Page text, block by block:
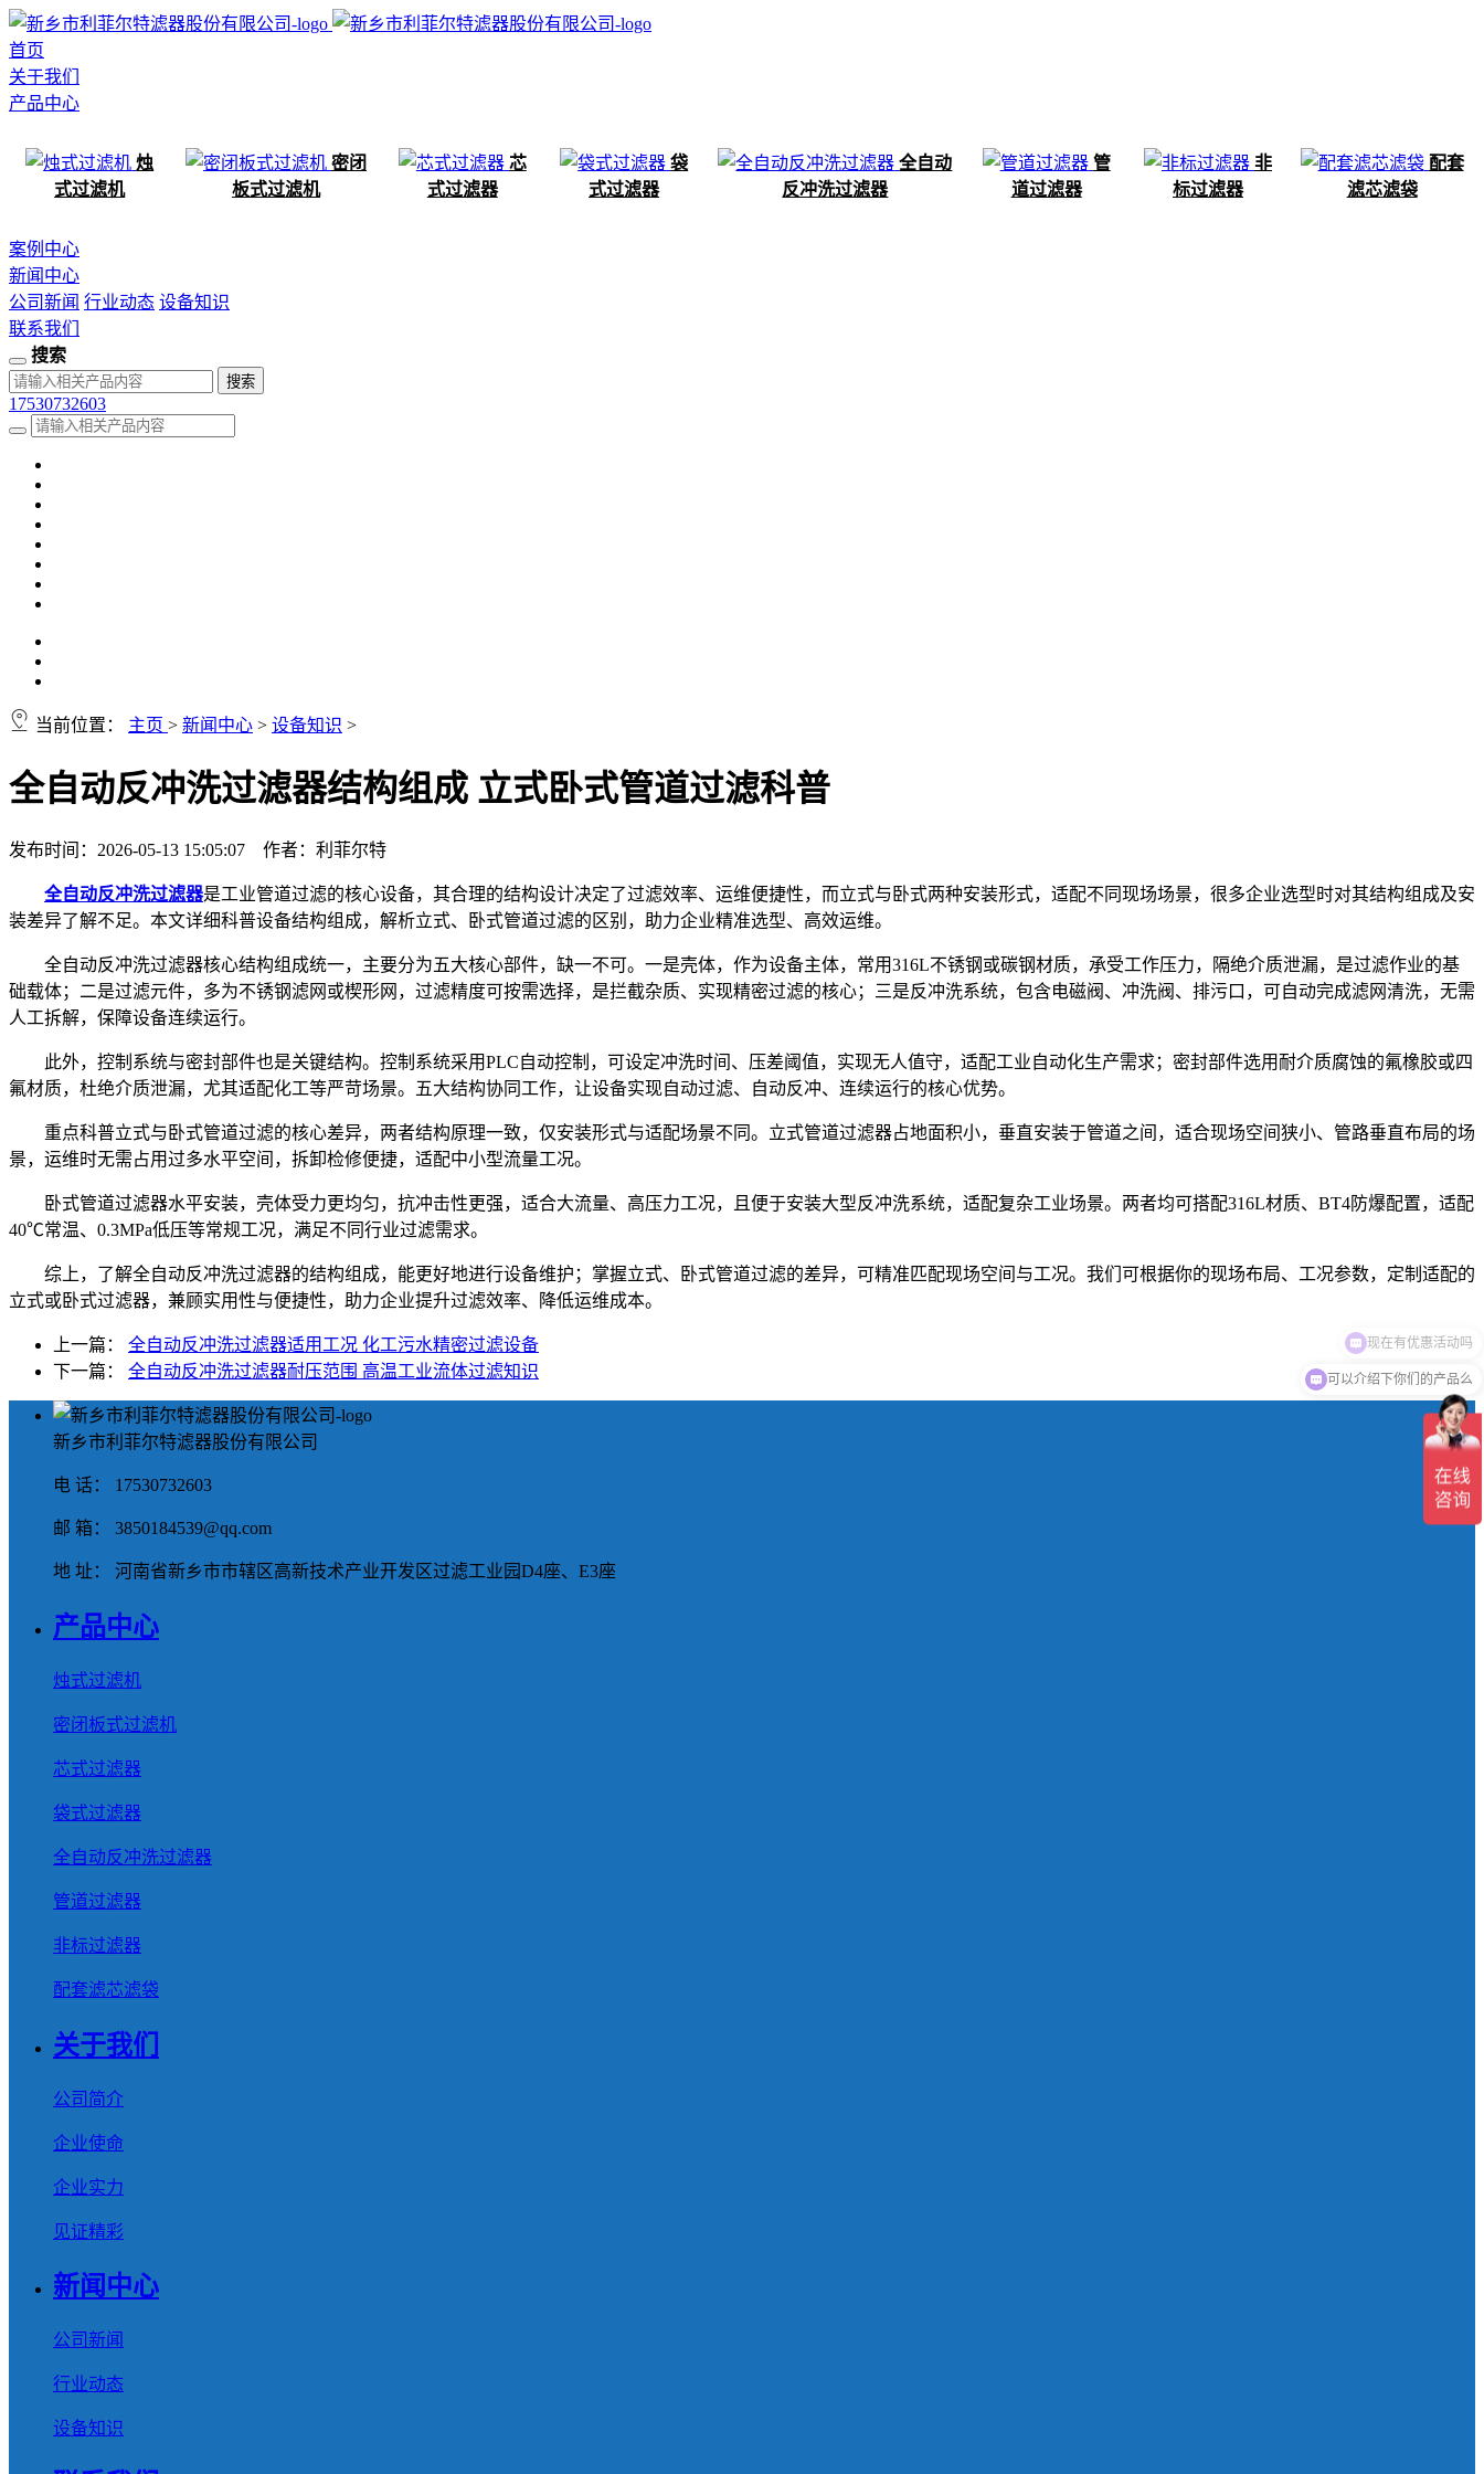
首页
关于我们
产品中心
烛
式过滤机
密闭
板式过滤机
芯
式过滤器
袋
式过滤器
全自动
反冲洗过滤器
管
道过滤器
非
标过滤器
配套
滤芯滤袋
案例中心
新闻中心
公司新闻 行业动态 设备知识
联系我们
搜索
17530732603
当前位置： 主页 > 新闻中心 > 设备知识 >
全自动反冲洗过滤器结构组成 立式卧式管道过滤科普
发布时间：2026-05-13 15:05:07 作者：利菲尔特
全自动反冲洗过滤器是工业管道过滤的核心设备，其合理的结构设计决定了过滤效率、运维便捷性，而立式与卧式两种安装形式，适配不同现场场景，很多企业选型时对其结构组成及安
装差异了解不足。本文详细科普设备结构组成，解析立式、卧式管道过滤的区别，助力企业精准选型、高效运维。
全自动反冲洗过滤器核心结构组成统一，主要分为五大核心部件，缺一不可。一是壳体，作为设备主体，常用316L不锈钢或碳钢材质，承受工作压力，隔绝介质泄漏，是过滤作业的基
础载体；二是过滤元件，多为不锈钢滤网或楔形网，过滤精度可按需选择，是拦截杂质、实现精密过滤的核心；三是反冲洗系统，包含电磁阀、冲洗阀、排污口，可自动完成滤网清洗，无需
人工拆解，保障设备连续运行。
此外，控制系统与密封部件也是关键结构。控制系统采用PLC自动控制，可设定冲洗时间、压差阈值，实现无人值守，适配工业自动化生产需求；密封部件选用耐介质腐蚀的氟橡胶或四
氟材质，杜绝介质泄漏，尤其适配化工等严苛场景。五大结构协同工作，让设备实现自动过滤、自动反冲、连续运行的核心优势。
重点科普立式与卧式管道过滤的核心差异，两者结构原理一致，仅安装形式与适配场景不同。立式管道过滤器占地面积小，垂直安装于管道之间，适合现场空间狭小、管路垂直布局的场
景，运维时无需占用过多水平空间，拆卸检修便捷，适配中小型流量工况。
卧式管道过滤器水平安装，壳体受力更均匀，抗冲击性更强，适合大流量、高压力工况，且便于安装大型反冲洗系统，适配复杂工业场景。两者均可搭配316L材质、BT4防爆配置，适配
40℃常温、0.3MPa低压等常规工况，满足不同行业过滤需求。
综上，了解全自动反冲洗过滤器的结构组成，能更好地进行设备维护；掌握立式、卧式管道过滤的差异，可精准匹配现场空间与工况。我们可根据你的现场布局、工况参数，定制适配的
立式或卧式过滤器，兼顾实用性与便捷性，助力企业提升过滤效率、降低运维成本。
上一篇： 全自动反冲洗过滤器适用工况 化工污水精密过滤设备
下一篇： 全自动反冲洗过滤器耐压范围 高温工业流体过滤知识
新乡市利菲尔特滤器股份有限公司
电 话： 17530732603
邮 箱： 3850184539@qq.com
地 址： 河南省新乡市市辖区高新技术产业开发区过滤工业园D4座、E3座
产品中心
烛式过滤机
密闭板式过滤机
芯式过滤器
袋式过滤器
全自动反冲洗过滤器
管道过滤器
非标过滤器
配套滤芯滤袋
关于我们
公司简介
企业使命
企业实力
见证精彩
新闻中心
公司新闻
行业动态
设备知识
可以介绍下你们的产品么